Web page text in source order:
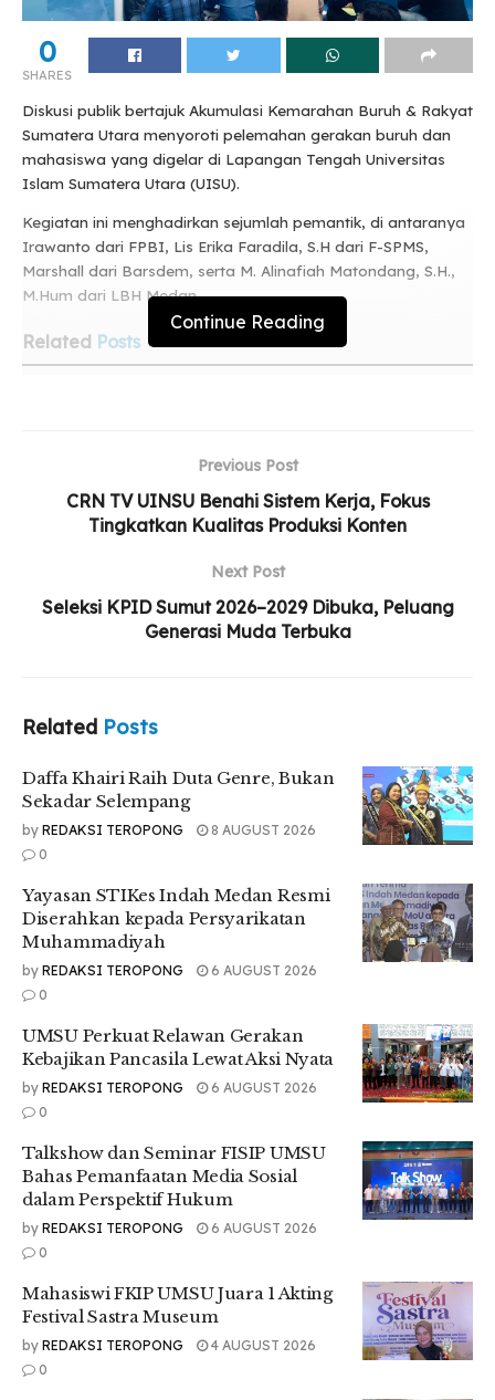
0
SHARES
Diskusi publik bertajuk Akumulasi Kemarahan Buruh & Rakyat
Sumatera Utara menyoroti pelemahan gerakan buruh dan
mahasiswa yang digelar di Lapangan Tengah Universitas
Islam Sumatera Utara (UISU).
Kegiatan ini menghadirkan sejumlah pemantik, di antaranya
Irawanto dari FPBI, Lis Erika Faradila, S.H dari F-SPMS,
Marshall dari Barsdem, serta M. Alinafiah Matondang, S.H.,
M.Hum dari LBH Medan.
Related Posts
Yayasan STIKes Indah Medan Resmi Diserahkan
kepada Persyarikatan Muhammadiyah
UMSU Perkuat Relawan Gerakan Kebajikan
melainkan melalui proses yang sistematis dan terstruktur.
pemberangusan gerakan itu terjadi secara masif dan
sistematis. Ini bukan sesuatu yang kebetulan, tetapi
memang ada upaya yang terus dilakukan untuk
melemahkan kekuatan gerakan buruh,” ujarnya, Rabu
Ia juga menyoroti perubahan peran media yang dinilai tidak
lagi berpihak pada gerakan rakyat.
“Media hari ini tidak lagi menjadi alat untuk melawan atau
mengontrol kekuasaan, tetapi justru sudah menjadi bagian
dari kekuatan yang bekerja sama dengan rezim. Bahkan
sebagian besar sudah berpihak dan tidak lagi berdiri di
kepentingan rakyat,” katanya.
Lebih lanjut, Irawanto menjelaskan bahwa pelemahan
gerakan tidak hanya dilakukan secara represif, tetapi juga
melalui cara-cara yang lebih halus seperti kooptasi atau
“pembungkaman dari dalam”.
“Pemberangusan itu bukan hanya dengan cara-cara
terbuka, tetapi juga dengan cara ‘diinapkan’, di mana
gerakan itu dilemahkan dari dalam. Ini yang justru
berbahaya, karena secara perlahan menghilangkan daya
kritis dan semangat perlawanan,” jelasnya.
Ia juga menyinggung kondisi gerakan mahasiswa yang
Continue Reading
Previous Post
CRN TV UINSU Benahi Sistem Kerja, Fokus
Tingkatkan Kualitas Produksi Konten
Next Post
Seleksi KPID Sumut 2026–2029 Dibuka, Peluang
Generasi Muda Terbuka
Related Posts
Daffa Khairi Raih Duta Genre, Bukan
Sekadar Selempang
by REDAKSI TEROPONG
8 AUGUST 2026
0
Yayasan STIKes Indah Medan Resmi
Diserahkan kepada Persyarikatan
Muhammadiyah
by REDAKSI TEROPONG
6 AUGUST 2026
0
UMSU Perkuat Relawan Gerakan
Kebajikan Pancasila Lewat Aksi Nyata
by REDAKSI TEROPONG
6 AUGUST 2026
0
Talkshow dan Seminar FISIP UMSU
Bahas Pemanfaatan Media Sosial
dalam Perspektif Hukum
by REDAKSI TEROPONG
6 AUGUST 2026
0
Mahasiswi FKIP UMSU Juara 1 Akting
Festival Sastra Museum
by REDAKSI TEROPONG
4 AUGUST 2026
0